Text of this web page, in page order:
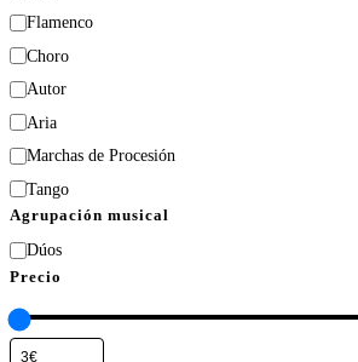
Flamenco
Choro
Autor
Aria
Marchas de Procesión
Tango
Agrupación musical
Dúos
Precio